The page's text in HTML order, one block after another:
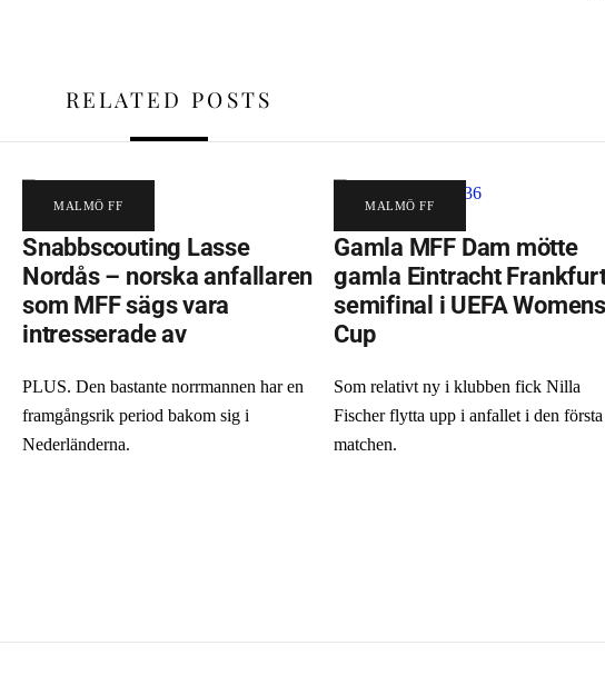
RELATED POSTS
MALMÖ FF
Snabbscouting Lasse
Nordås – norska anfallaren
som MFF sägs vara
intresserade av
PLUS. Den bastante norrmannen har en
framgångsrik period bakom sig i
Nederländerna.
MALMÖ FF
Gamla MFF Dam mötte
gamla Eintracht
semifinal i UEFA Womens
Cup
Som relativt ny i klubben fick Nilla
Fischer flytta upp i anfallet i den första
matchen.